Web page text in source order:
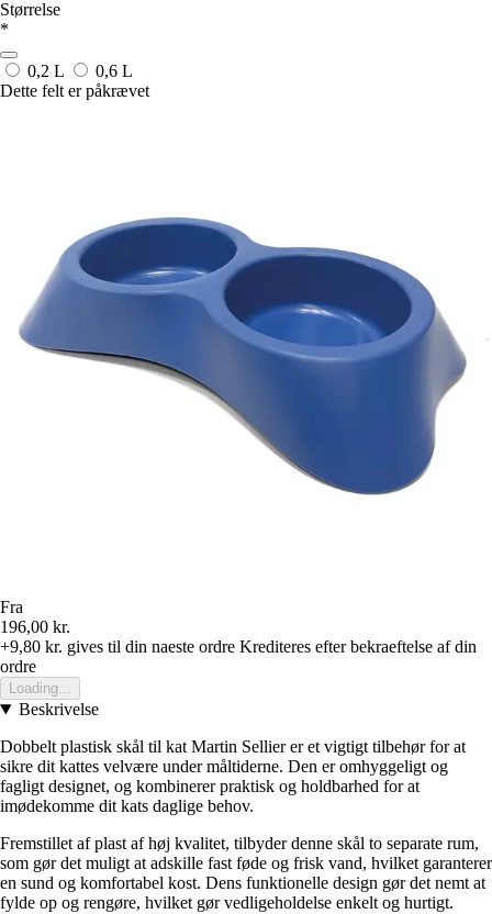
Størrelse
*
0,2 L
0,6 L
Dette felt er påkrævet
Fra
196,00 kr.
+9,80 kr. gives til din naeste ordre Krediteres efter bekraeftelse af din
ordre
Loading...
Beskrivelse
Dobbelt plastisk skål til kat Martin Sellier er et vigtigt tilbehør for at
sikre dit kattes velvære under måltiderne. Den er omhyggeligt og
fagligt designet, og kombinerer praktisk og holdbarhed for at
imødekomme dit kats daglige behov.
Fremstillet af plast af høj kvalitet, tilbyder denne skål to separate rum,
som gør det muligt at adskille fast føde og frisk vand, hvilket garanterer
en sund og komfortabel kost. Dens funktionelle design gør det nemt at
fylde op og rengøre, hvilket gør vedligeholdelse enkelt og hurtigt.